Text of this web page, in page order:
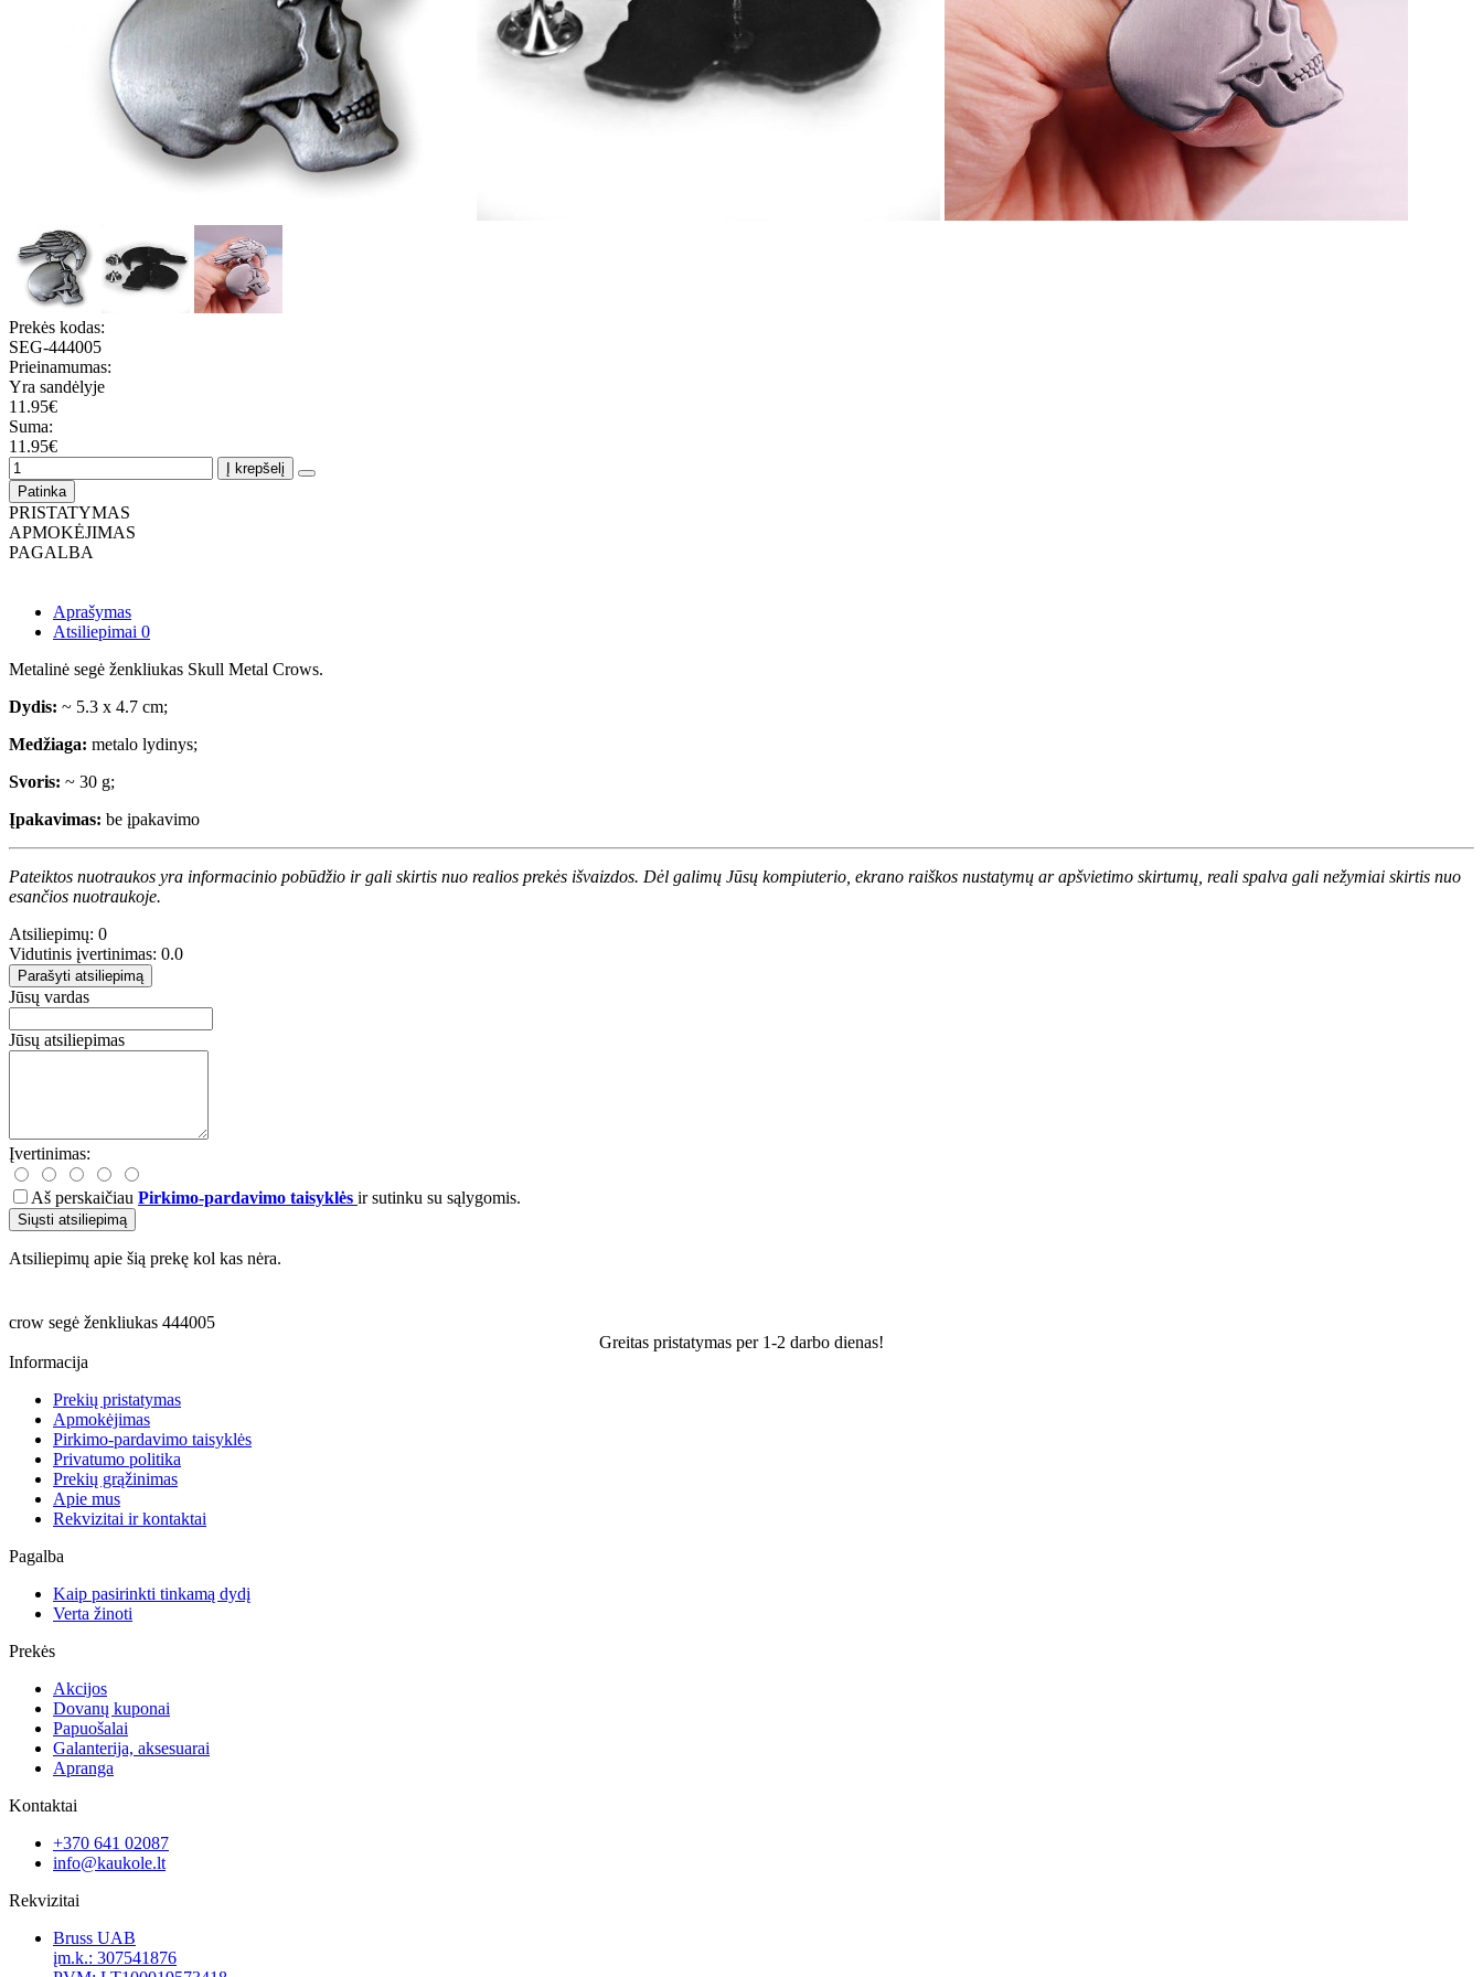
Prekės kodas:
SEG-444005
Prieinamumas:
Yra sandėlyje
11.95€
Suma:
11.95€
Į krepšelį
Patinka
PRISTATYMAS
APMOKĖJIMAS
PAGALBA
Aprašymas
Atsiliepimai 0
Metalinė segė ženkliukas Skull Metal Crows.
Dydis: ~ 5.3 x 4.7 cm;
Medžiaga: metalo lydinys;
Svoris: ~ 30 g;
Įpakavimas: be įpakavimo
Pateiktos nuotraukos yra informacinio pobūdžio ir gali skirtis nuo realios prekės išvaizdos. Dėl galimų Jūsų kompiuterio, ekrano raiškos nustatymų ar apšvietimo skirtumų, reali spalva gali nežymiai skirtis nuo
esančios nuotraukoje.
Atsiliepimų: 0
Vidutinis įvertinimas: 0.0
Parašyti atsiliepimą
Jūsų vardas
Jūsų atsiliepimas
Įvertinimas:
Aš perskaičiau Pirkimo-pardavimo taisyklės ir sutinku su sąlygomis.
Siųsti atsiliepimą
Atsiliepimų apie šią prekę kol kas nėra.
crow segė ženkliukas 444005
Greitas pristatymas per 1-2 darbo dienas!
Informacija
Prekių pristatymas
Apmokėjimas
Pirkimo-pardavimo taisyklės
Privatumo politika
Prekių grąžinimas
Apie mus
Rekvizitai ir kontaktai
Pagalba
Kaip pasirinkti tinkamą dydį
Verta žinoti
Prekės
Akcijos
Dovanų kuponai
Papuošalai
Galanterija, aksesuarai
Apranga
Kontaktai
+370 641 02087
info@kaukole.lt
Rekvizitai
Bruss UAB
įm.k.: 307541876